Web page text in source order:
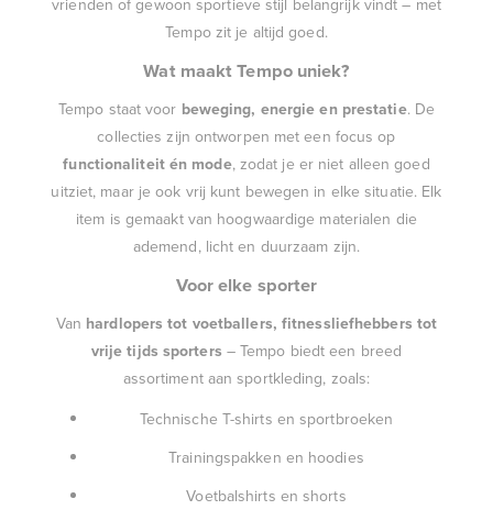
vrienden of gewoon sportieve stijl belangrijk vindt – met
Tempo zit je altijd goed.
Wat maakt Tempo uniek?
Tempo staat voor beweging, energie en prestatie. De
collecties zijn ontworpen met een focus op
functionaliteit én mode, zodat je er niet alleen goed
uitziet, maar je ook vrij kunt bewegen in elke situatie. Elk
item is gemaakt van hoogwaardige materialen die
ademend, licht en duurzaam zijn.
Voor elke sporter
Van hardlopers tot voetballers, fitnessliefhebbers tot
vrije tijds sporters – Tempo biedt een breed
assortiment aan sportkleding, zoals:
Technische T-shirts en sportbroeken
Trainingspakken en hoodies
Voetbalshirts en shorts